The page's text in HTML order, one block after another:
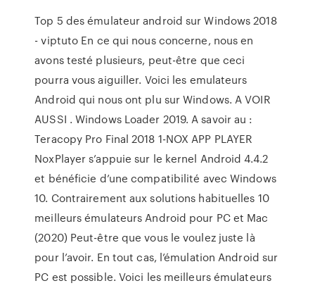
Top 5 des émulateur android sur Windows 2018
- viptuto En ce qui nous concerne, nous en
avons testé plusieurs, peut-être que ceci
pourra vous aiguiller. Voici les emulateurs
Android qui nous ont plu sur Windows. A VOIR
AUSSI . Windows Loader 2019. A savoir au :
Teracopy Pro Final 2018 1-NOX APP PLAYER
NoxPlayer s’appuie sur le kernel Android 4.4.2
et bénéficie d’une compatibilité avec Windows
10. Contrairement aux solutions habituelles 10
meilleurs émulateurs Android pour PC et Mac
(2020) Peut-être que vous le voulez juste là
pour l’avoir. En tout cas, l’émulation Android sur
PC est possible. Voici les meilleurs émulateurs